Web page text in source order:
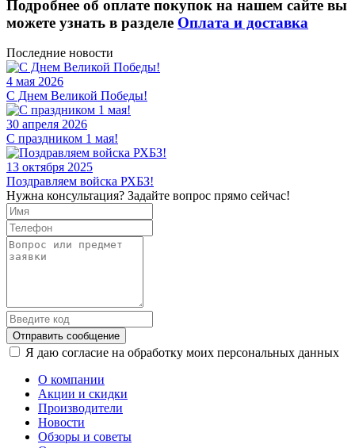
Подробнее об оплате покупок на нашем сайте вы
можете узнать в разделе Оплата и доставка
Последние новости
4 мая 2026
С Днем Великой Победы!
30 апреля 2026
C праздником 1 мая!
13 октября 2025
Поздравляем войска РХБЗ!
Нужна консультация? Задайте вопрос прямо сейчас!
Отправить сообщение
Я даю согласие на обработку моих персональных данных
О компании
Акции и скидки
Производители
Новости
Обзоры и советы